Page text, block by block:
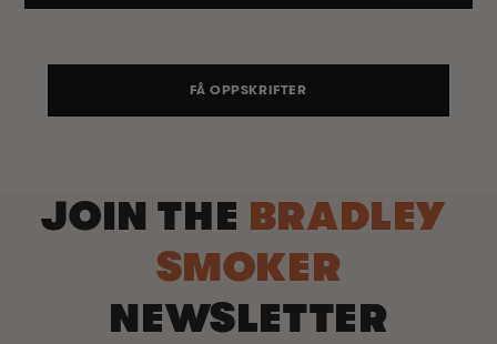
FÅ OPPSKRIFTER
JOIN THE BRADLEY
SMOKER
NEWSLETTER